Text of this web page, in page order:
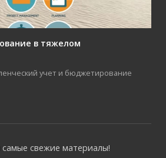
в тяжелом
учет и бюджетирование
свежие материалы!